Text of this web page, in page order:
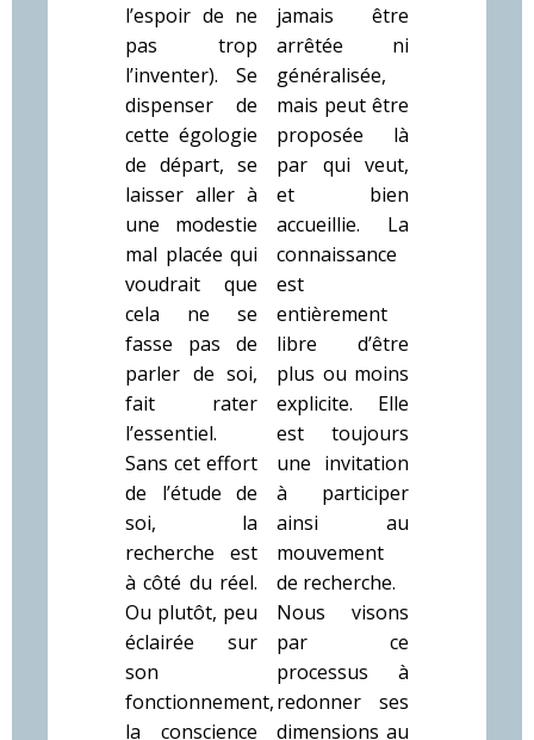
l’espoir de ne
pas trop
l’inventer). Se
dispenser de
cette égologie
de départ, se
laisser aller à
une modestie
mal placée qui
voudrait que
cela ne se
fasse pas de
parler de soi,
fait rater
l’essentiel.
Sans cet effort
de l’étude de
soi, la
recherche est
à côté du réel.
Ou plutôt, peu
éclairée sur
son
fonctionnement,
la conscience
jamais être
arrêtée ni
généralisée,
mais peut être
proposée là
par qui veut,
et bien
accueillie. La
connaissance
est
entièrement
libre d’être
plus ou moins
explicite. Elle
est toujours
une invitation
à participer
ainsi au
mouvement
de recherche.
Nous visons
par ce
processus à
redonner ses
dimensions au